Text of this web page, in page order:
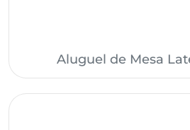
Aluguel de Mesa